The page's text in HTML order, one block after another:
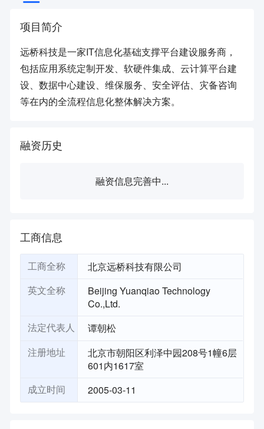
项目简介
远桥科技是一家IT信息化基础支撑平台建设服务商，
包括应用系统定制开发、软硬件集成、云计算平台建
设、数据中心建设、维保服务、安全评估、灾备咨询
等在内的全流程信息化整体解决方案。
融资历史
融资信息完善中...
工商信息
工商全称 北京远桥科技有限公司
英文全称
Beijing Yuanqiao Technology
Co.,Ltd.
法定代表人 谭朝松
注册地址
北京市朝阳区利泽中园208号1幢6层
601内1617室
成立时间 2005-03-11